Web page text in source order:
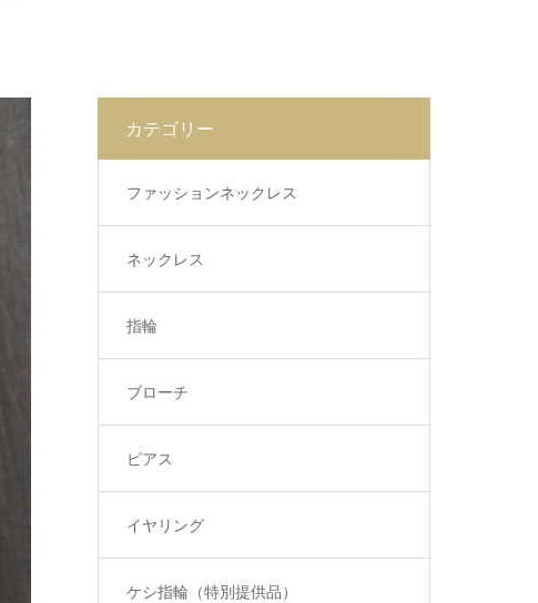
カテゴリー
ファッションネックレス
ネックレス
指輪
ブローチ
ピアス
イヤリング
ケシ指輪（特別提供品）